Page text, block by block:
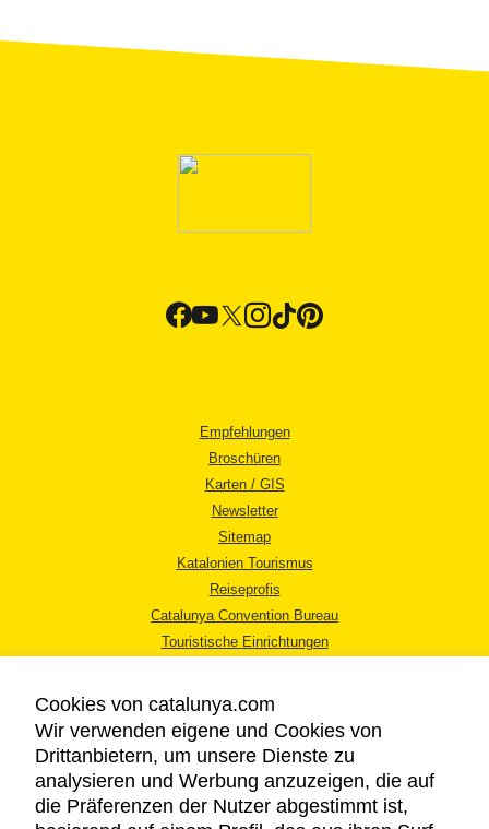
Empfehlungen
Broschüren
Karten / GIS
Newsletter
Sitemap
Katalonien Tourismus
Reiseprofis
Catalunya Convention Bureau
Touristische Einrichtungen
RECHTLICHER HINWEIS
Cookies von catalunya.com
Wir verwenden eigene und Cookies von
Drittanbietern, um unsere Dienste zu
analysieren und Werbung anzuzeigen, die auf
die Präferenzen der Nutzer abgestimmt ist,